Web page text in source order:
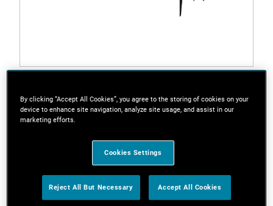
2x 2.5Ah Accu en lader)
By clicking “Accept All Cookies”, you agree to the storing of cookies on your
device to enhance site navigation, analyze site usage, and assist in our
marketing efforts.
Cookies Settings
Reject All But Necessary Accept All Cookies